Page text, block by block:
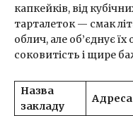
капкейків, від
тарталеток — смак
облич, але об’єднує
соковитість і щире
Назва
закладу
Адреса